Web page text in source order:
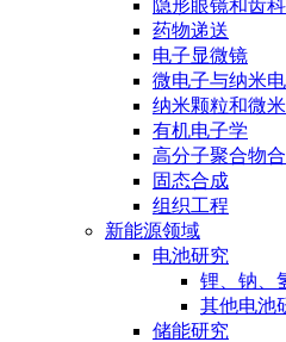
隐形眼镜和齿
药物递送
电子显微镜
微电子与纳米
纳米颗粒和微
有机电子学
高分子聚合物
固态合成
组织工程
新能源领域
电池研究
锂、钠、
其他电池
储能研究